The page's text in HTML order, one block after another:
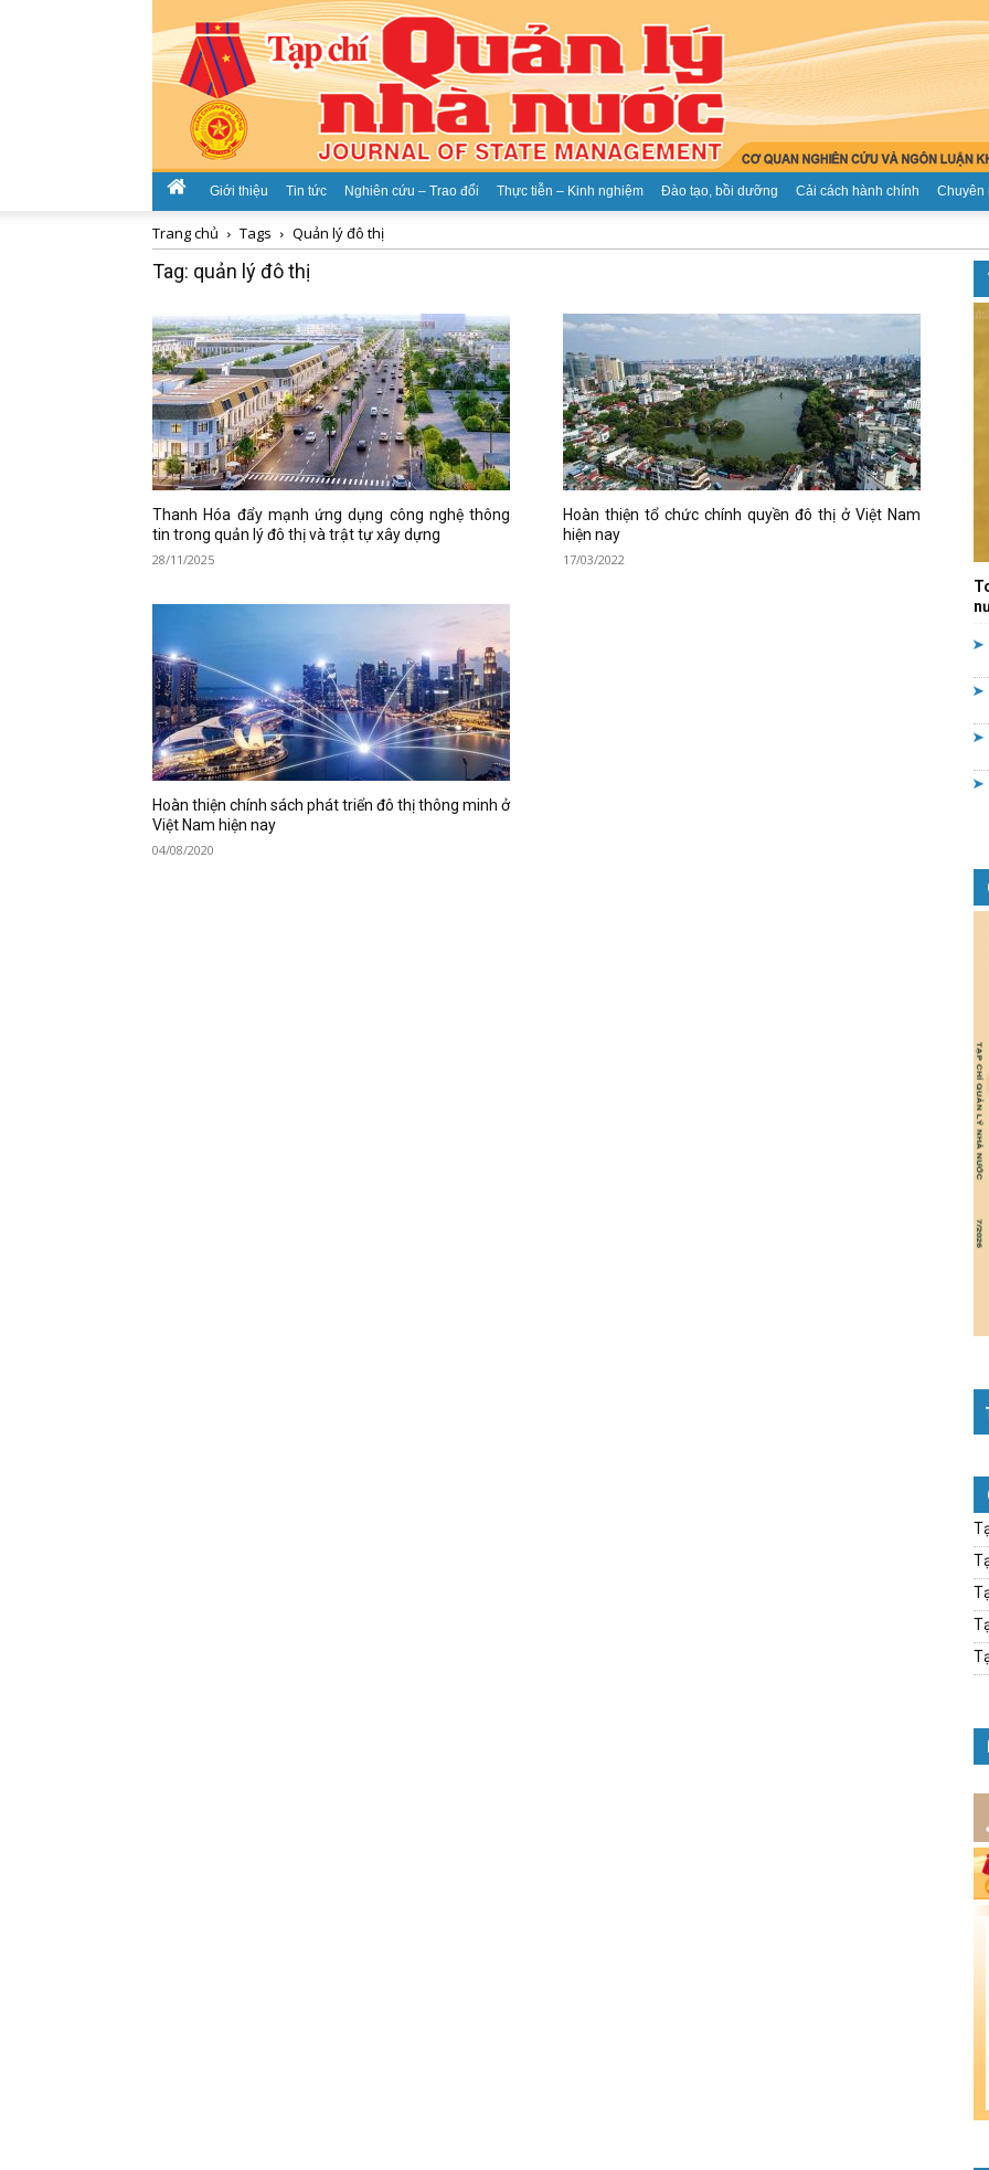
chí
Quản
Giới thiệu Tin tức Nghiên cứu – Trao đổi Thực tiễn – Kinh nghiệm Đào tạo, bồi dưỡng Cải cách hành chính Chuyên
Trang chủ Tags Quản lý đô thị
Tag: quản lý đô thị
Thanh Hóa đẩy mạnh ứng dụng công nghệ thông
tin trong quản lý đô thị và trật tự xây dựng
28/11/2025
Hoàn thiện tổ chức chính quyền đô thị ở Việt Nam
hiện nay
17/03/2022
Hoàn thiện chính sách phát triển đô thị thông minh ở
Việt Nam hiện nay
04/08/2020